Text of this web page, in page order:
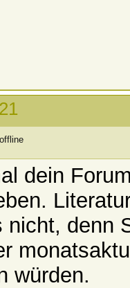
dein
nicht, denn
würden.